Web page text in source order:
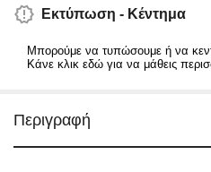
Εκτύπωση - Κέντημα
Μπορούμε να τυπώσουμε ή να
Κάνε κλικ εδώ για να μάθεις
Περιγραφή